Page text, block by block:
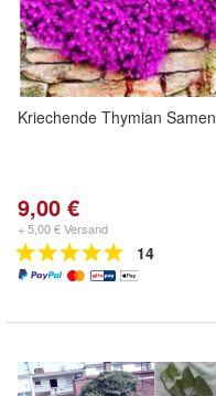
Kriechende Thymian Samen
9,00 €
+ 5,00 € Versand
14